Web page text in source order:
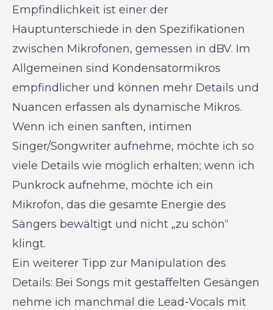
Empfindlichkeit ist einer der
Hauptunterschiede in den Spezifikationen
zwischen Mikrofonen, gemessen in dBV. Im
Allgemeinen sind Kondensatormikros
empfindlicher und können mehr Details und
Nuancen erfassen als dynamische Mikros.
Wenn ich einen sanften, intimen
Singer/Songwriter aufnehme, möchte ich so
viele Details wie möglich erhalten; wenn ich
Punkrock aufnehme, möchte ich ein
Mikrofon, das die gesamte Energie des
Sängers bewältigt und nicht „zu schön“
klingt.
Ein weiterer Tipp zur Manipulation des
Details: Bei Songs mit gestaffelten Gesängen
nehme ich manchmal die Lead-Vocals mit